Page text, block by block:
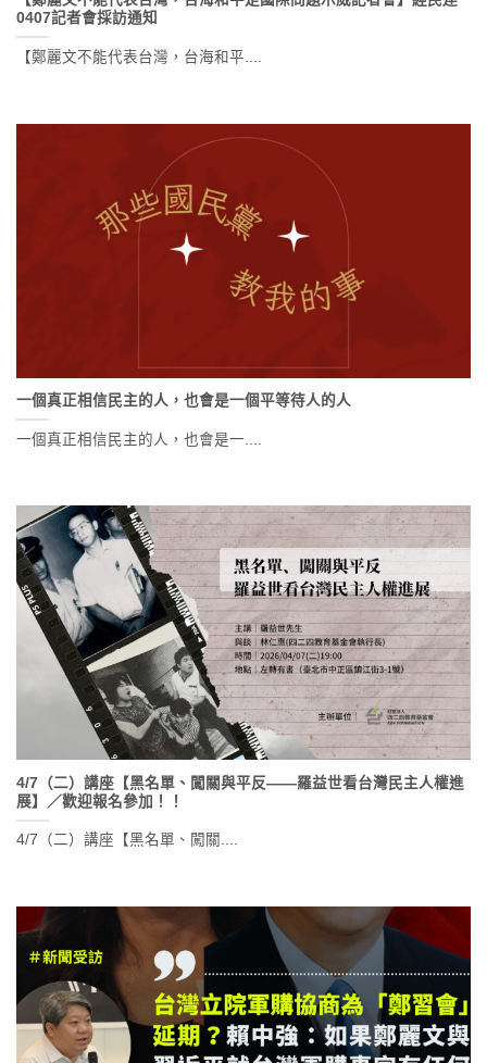
0407記者會採訪通知
【鄭麗文不能代表台灣，台海和平....
一個真正相信民主的人，也會是一個平等待人的人
一個真正相信民主的人，也會是一....
4/7（二）講座【黑名單、闖關與平反——羅益世看台灣民主人權進
展】／歡迎報名參加！！
4/7（二）講座【黑名單、闖關....